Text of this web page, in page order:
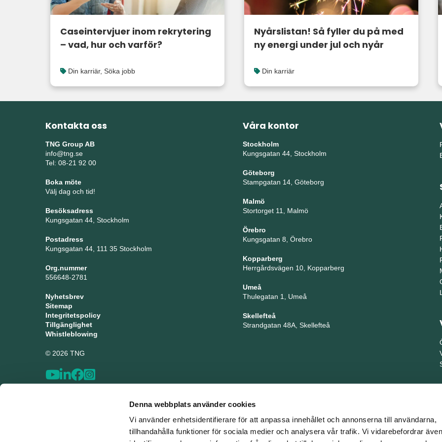
Denna webbplats använder cookies
Vi använder enhetsidentifierare för att anpassa innehållet och annonserna till användarna,
tillhandahålla funktioner för sociala medier och analysera vår trafik. Vi vidarebefordrar
Caseintervjuer inom rekrytering
– vad, hur och varför?
Din karriär, Söka jobb
Nyårslistan! Så fyller du på med
ny energi under jul och nyår
Din karriär
Kontakta oss
TNG Group AB
info@tng.se
Tel: 08-21 92 00
Boka möte
Välj dag och tid!
Besöksadress
Kungsgatan 44, Stockholm
Postadress
Kungsgatan 44, 111 35 Stockholm
Org.nummer
556648-2781
Nyhetsbrev
Sitemap
Integritetspolicy
Tillgänglighet
Whistleblowing
© 2026 TNG
Våra kontor
Stockholm
Kungsgatan 44, Stockholm
Göteborg
Stampgatan 14, Göteborg
Malmö
Stortorget 11, Malmö
Örebro
Kungsgatan 8, Örebro
Kopparberg
Herrgårdsvägen 10, Kopparberg
Umeå
Thulegatan 1, Umeå
Skellefteå
Strandgatan 48A, Skellefteå